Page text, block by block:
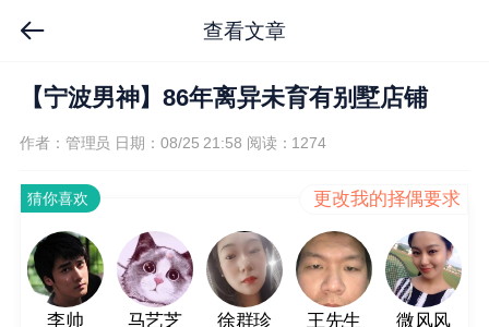
查看文章
【宁波男神】86年离异未育有别墅店铺
作者：管理员 日期：08/25 21:58 阅读：1274
猜你喜欢 更改我的择偶要求
李帅 马艺芝 徐群珍 王先生 微风风